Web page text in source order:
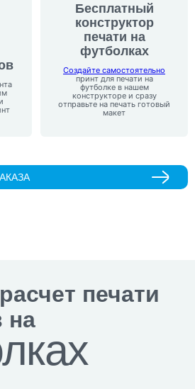
Бесплатный
конструктор
печати на
футболках
Создайте самостоятельно
принт для печати на
футболке в нашем
конструкторе и сразу
отправьте на печать готовый
макет
печати
на